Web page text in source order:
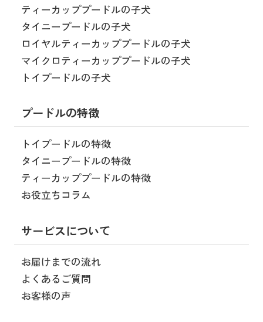
ティーカッププードルの子犬
タイニープードルの子犬
ロイヤルティーカッププードルの子犬
マイクロティーカッププードルの子犬
トイプードルの子犬
プードルの特徴
トイプードルの特徴
タイニープードルの特徴
ティーカッププードルの特徴
お役立ちコラム
サービスについて
お届けまでの流れ
よくあるご質問
お客様の声